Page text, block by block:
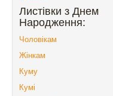
Листівки з Днем
Народження:
Чоловікам
Жінкам
Куму
Кумі